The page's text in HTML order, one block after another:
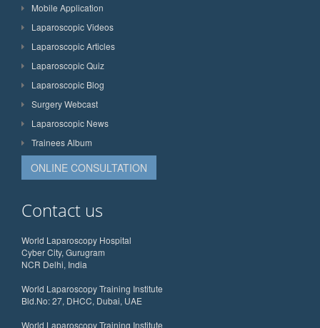
Mobile Application
Laparoscopic Videos
Laparoscopic Articles
Laparoscopic Quiz
Laparoscopic Blog
Surgery Webcast
Laparoscopic News
Trainees Album
ONLINE CONSULTATION
Contact us
World Laparoscopy Hospital
Cyber City, Gurugram
NCR Delhi, India
World Laparoscopy Training Institute
Bld.No: 27, DHCC, Dubai, UAE
World Laparoscopy Training Institute